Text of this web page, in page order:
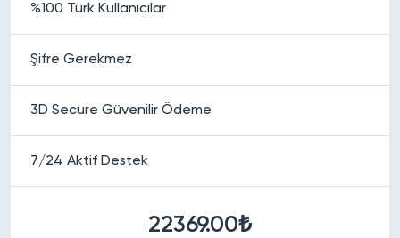
%100 Türk Kullanıcılar
Şifre Gerekmez
3D Secure Güvenilir Ödeme
7/24 Aktif Destek
22369.00₺